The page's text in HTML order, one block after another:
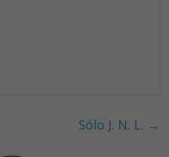
Sólo J. N. L. →